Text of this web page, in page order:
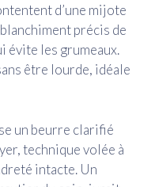
d’une mijote
précis de
évite les grumeaux.
être lourde, idéale
un beurre clarifié
technique volée à
intacte. Un